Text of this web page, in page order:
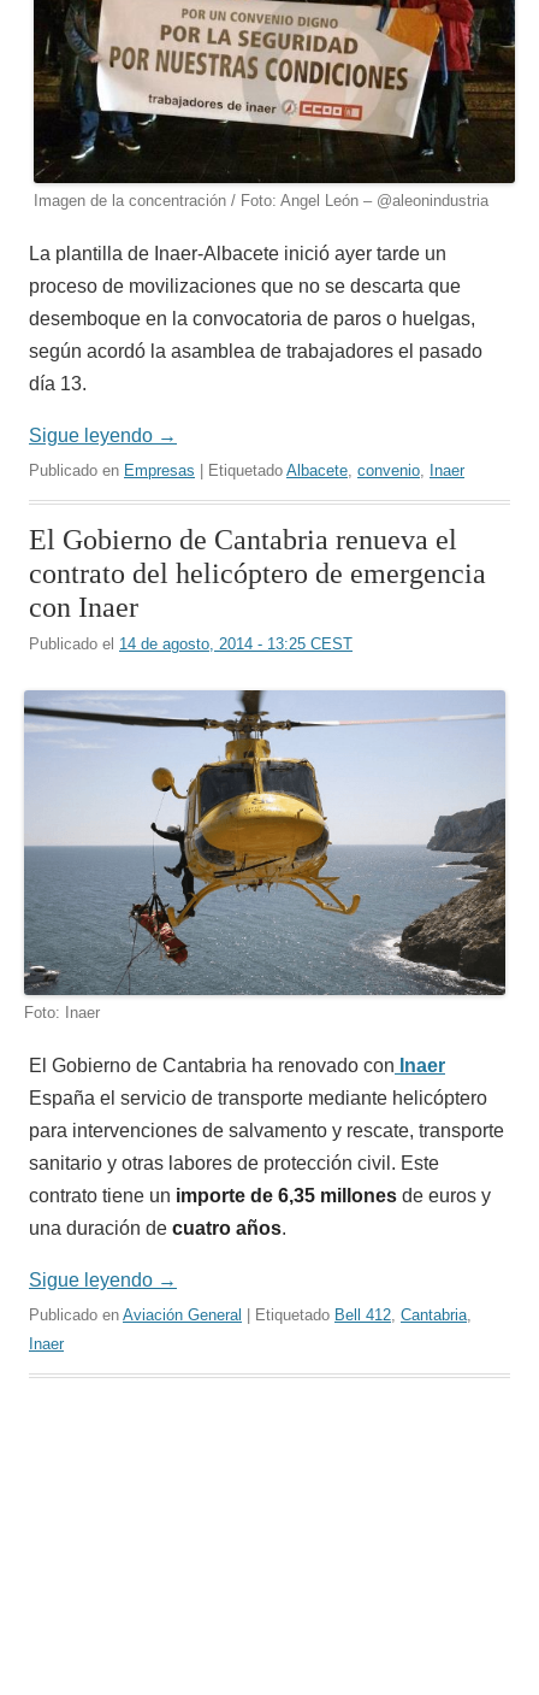
Imagen de la concentración / Foto: Angel León – @aleonindustria
La plantilla de Inaer-Albacete inició ayer tarde un
proceso de movilizaciones que no se descarta que
desemboque en la convocatoria de paros o huelgas,
según acordó la asamblea de trabajadores el pasado
día 13.
Sigue leyendo →
Publicado en Empresas | Etiquetado Albacete convenio Inaer
El Gobierno de Cantabria renueva el
contrato del helicóptero de emergencia
con Inaer
Publicado el 14 de agosto, 2014 - 13:25 CEST
Foto: Inaer
El Gobierno de Cantabria ha renovado con Inaer
España el servicio de transporte mediante helicóptero
para intervenciones de salvamento y rescate, transporte
sanitario y otras labores de protección civil. Este
contrato tiene un importe de 6,35 millones de euros y
una duración de cuatro años.
Sigue leyendo →
Publicado en Aviación General | Etiquetado Bell 412, Cantabria,
Inaer